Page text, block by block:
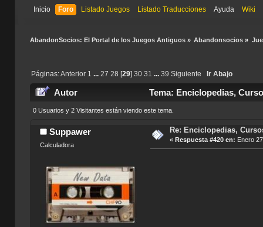
Inicio Foro Listado Juegos Listado Traducciones Ayuda Wiki
AbandonSocios: El Portal de los Juegos Antiguos» Abandonsocios »
Páginas:Anterior 1 ... 27 28 [29] 30 31 ... 39 Siguiente Ir Abajo
Autor Tema: Enciclopedias,
0 Usuarios y 2 Visitantes están viendo este tema.
Suppawer
Calculadora
Re: Enciclopedias,
« Respuesta #420 en: Enero